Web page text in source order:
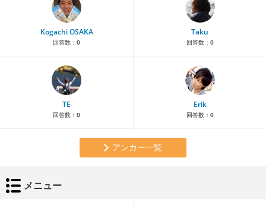
Kogachi OSAKA
回答数： 0
Taku
回答数： 0
TE
回答数： 0
Erik
回答数： 0
アンカー一覧
メニュー